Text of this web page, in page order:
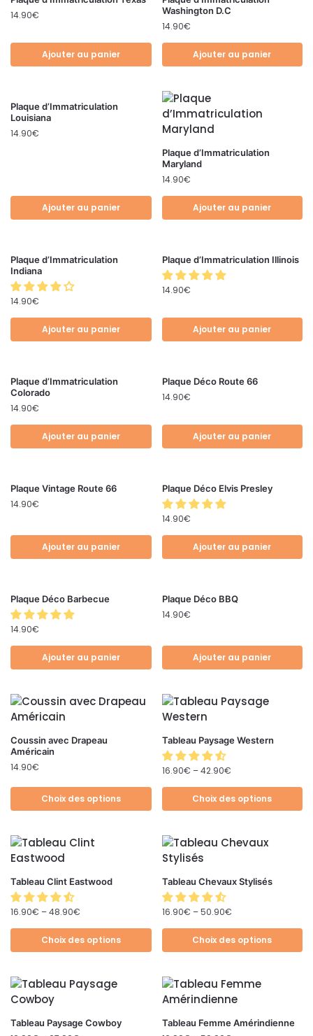
14.90€
Ajouter au panier
Washington D.C
14.90€
Ajouter au panier
Plaque d’Immatriculation
Louisiana
14.90€
Ajouter au panier
Plaque d’Immatriculation
Maryland
14.90€
Ajouter au panier
Plaque d’Immatriculation
Indiana
14.90€
Ajouter au panier
Plaque d’Immatriculation Illinois
14.90€
Ajouter au panier
Plaque d’Immatriculation
Colorado
14.90€
Ajouter au panier
Plaque Déco Route 66
14.90€
Ajouter au panier
Plaque Vintage Route 66
14.90€
Ajouter au panier
Plaque Déco Elvis Presley
14.90€
Ajouter au panier
Plaque Déco Barbecue
14.90€
Ajouter au panier
Plaque Déco BBQ
14.90€
Ajouter au panier
Coussin avec Drapeau
Américain
14.90€
Choix des options
Tableau Paysage Western
16.90€ –42.90€
Choix des options
Tableau Clint Eastwood
16.90€ –48.90€
Choix des options
Tableau Chevaux Stylisés
16.90€ –50.90€
Choix des options
Tableau Paysage Cowboy Tableau Femme Amérindienne